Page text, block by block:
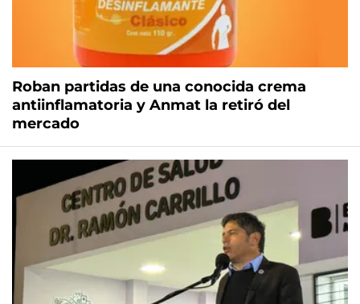
Roban partidas de una conocida crema
antiinflamatoria y Anmat la retiró del
mercado